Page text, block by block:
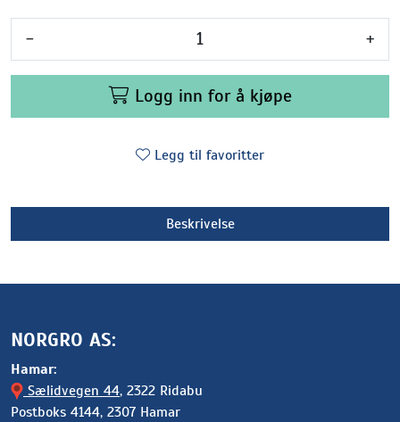
- +
Logg inn for å kjøpe
Legg til favoritter
Beskrivelse
NORGRO AS:
Hamar:
Sælidvegen 44, 2322 Ridabu
Postboks 4144, 2307 Hamar